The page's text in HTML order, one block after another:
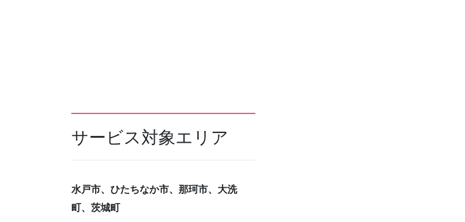
サービス対象エリア
水戸市、ひたちなか市、那珂市、大洗
町、茨城町